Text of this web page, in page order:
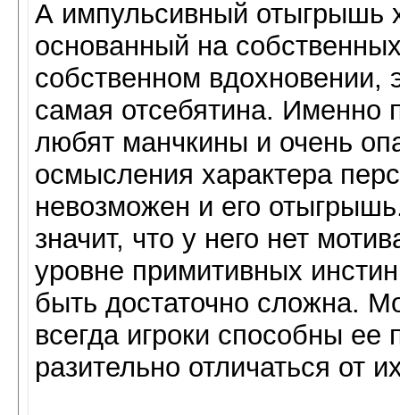
А импульсивный отыгрышь
основанный на
собственном вдохновении,
самая отсебятина. Именно
любят манчкины и очень
осмысления характера
невозможен и его
значит, что у него нет
уровне примитивных
быть достаточно сложна.
всегда игроки способны
разительно отличаться от